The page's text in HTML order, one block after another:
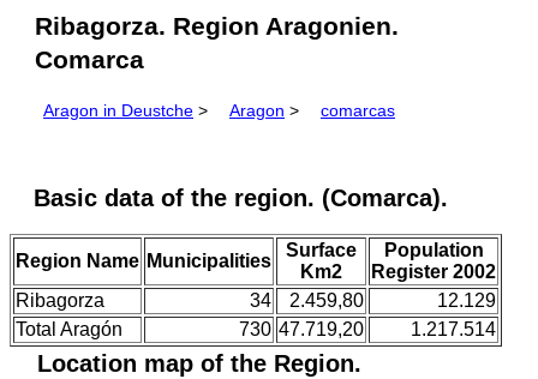
Ribagorza. Region Aragonien.
Comarca
Aragon in Deustche > Aragon > comarcas
Basic data of the region. (Comarca).
Region Name Municipalities
Surface
Km2
Population
Register 2002
Ribagorza
34 2.459,80
12.129
Total Aragón
730 47.719,20 1.217.514
Location map of the Region.